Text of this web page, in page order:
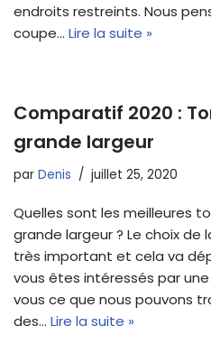
endroits restreints. Nous
coupe… Lire la suite »
Comparatif 2020 :
grande largeur
par Denis juillet 25, 2020
Quelles sont les meilleures
grande largeur ? Le choix de
très important et cela va
vous êtes intéressés par
vous ce que nous pouvons
des… Lire la suite »